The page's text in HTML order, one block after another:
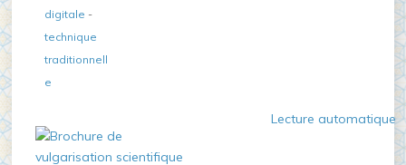
digitale -
technique
traditionnell
e
Lecture automatique